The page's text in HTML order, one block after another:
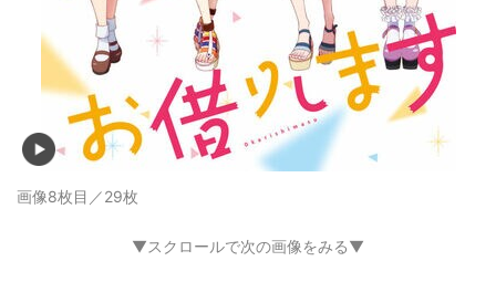
画像8枚目／29枚
▼スクロールで次の画像をみる▼